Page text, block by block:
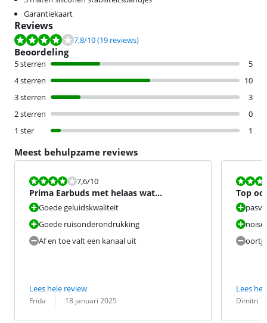
Garantiekaart
Reviews
Beoordeling is 7,8 van de 10, gebaseerd op 19 reviews.
7,8/10(19 reviews)
Beoordeling
5 sterren
5
4 sterren
10
3 sterren
3
2 sterren
0
1 ster
1
Meest behulpzame reviews
Beoordeling is 7,6 van de 10.
7,6/10
Prima Earbuds met helaas wat
ongemakken.
Goede geluidskwaliteit
Goede ruisonderondrukking
Af en toe valt een kanaal uit
Lees hele review
Beoordeling door:
Frida
Datum: 18 januari 2025
Top
met
Lees
Dimitri
Datum: